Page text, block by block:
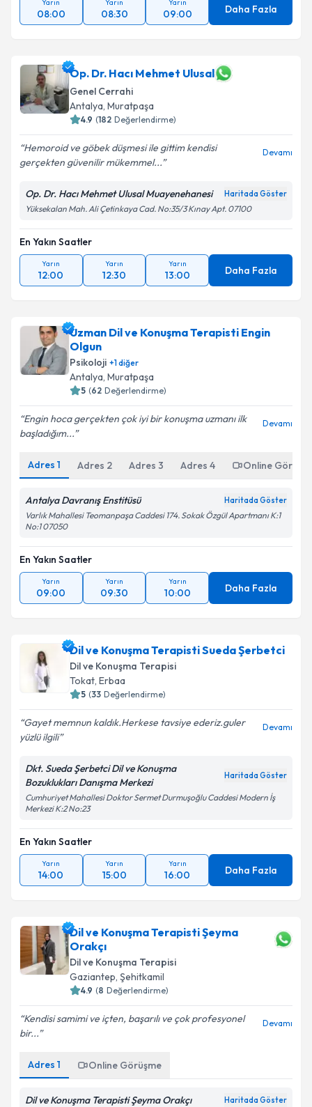
Yarın
08:00
Yarın
08:30
Yarın
09:00 Daha Fazla
Op. Dr. Hacı Mehmet Ulusal
Genel Cerrahi
Antalya, Muratpaşa
4.9 (182 Değerlendirme)
Hemoroid ve göbek düşmesi ile gittim kendisi
gerçekten güvenilir mükemmel...
Devamı
Op. Dr. Hacı Mehmet Ulusal Muayenehanesi Haritada Göster
Yüksekalan Mah. Ali Çetinkaya Cad. No:35/3 Kınay Apt. 07100
En Yakın Saatler
Yarın
12:00
Yarın
12:30
Yarın
13:00 Daha Fazla
Uzman Dil ve Konuşma Terapisti Engin
Olgun
Psikoloji +1diğer
Antalya, Muratpaşa
5 (62 Değerlendirme)
Engin hoca gerçekten çok iyi bir konuşma uzmanı ilk
başladığım...
Devamı
Adres 1 Adres 2 Adres 3 Adres 4 Online
Antalya Davranış Enstitüsü Haritada Göster
Varlık Mahallesi Teomanpaşa Caddesi 174. Sokak Özgül Apartmanı K:1
No:1 07050
En Yakın Saatler
Yarın
09:00
Yarın
09:30
Yarın
10:00 Daha Fazla
Dil ve Konuşma Terapisti Sueda Şerbetci
Dil ve Konuşma Terapisi
Tokat, Erbaa
5 (33 Değerlendirme)
Gayet memnun kaldık.Herkese tavsiye ederiz.guler
yüzlü ilgili
Devamı
Dkt. Sueda Şerbetci Dil ve Konuşma
Bozuklukları Danışma Merkezi
Haritada Göster
Cumhuriyet Mahallesi Doktor Sermet Durmuşoğlu Caddesi Modern İş
Merkezi K:2 No:23
En Yakın Saatler
Yarın
14:00
Yarın
15:00
Yarın
16:00 Daha Fazla
Dil ve Konuşma Terapisti Şeyma
Orakçı
Dil ve Konuşma Terapisi
Gaziantep, Şehitkamil
4.9 (8 Değerlendirme)
Kendisi samimi ve içten, başarılı ve çok profesyonel
bir...
Devamı
Adres 1 Online Görüşme
Dil ve Konuşma Terapisti Şeyma Orakçı Haritada Göster